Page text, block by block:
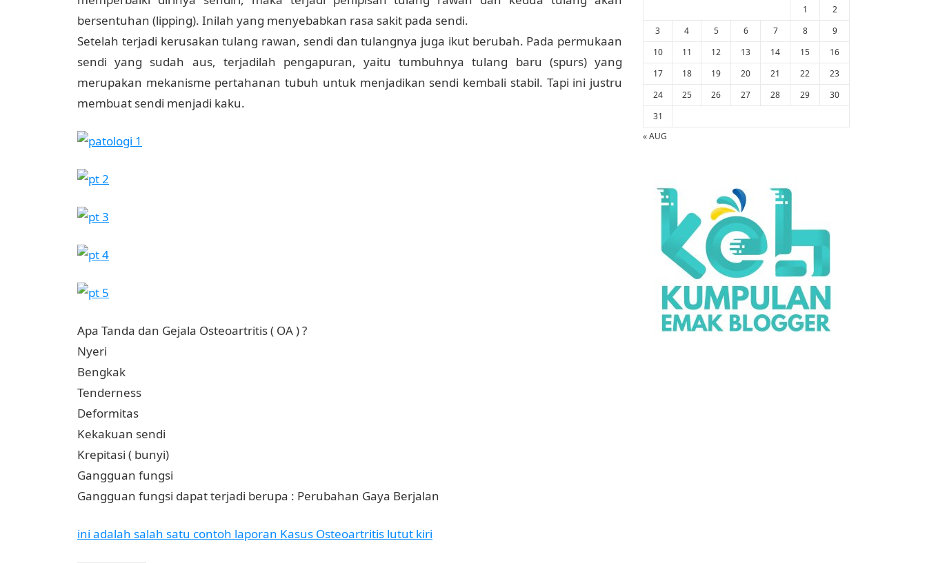
bersentuhan (lipping). Inilah yang menyebabkan rasa sakit pada sendi.
Setelah terjadi kerusakan tulang rawan, sendi dan tulangnya juga ikut berubah. Pada permukaan
sendi yang sudah aus, terjadilah pengapuran, yaitu tumbuhnya tulang baru (spurs) yang
merupakan mekanisme pertahanan tubuh untuk menjadikan sendi kembali stabil. Tapi ini justru
membuat sendi menjadi kaku.
Apa Tanda dan Gejala Osteoartritis ( OA ) ?
Nyeri
Bengkak
Tenderness
Deformitas
Kekakuan sendi
Krepitasi ( bunyi)
Gangguan fungsi
Gangguan fungsi dapat terjadi berupa : Perubahan Gaya Berjalan
ini adalah salah satu contoh laporan Kasus Osteoartritis lutut kiri
1
2
3
4 5 6 7 8
9
10
11 12 13 14 15
16
17
18 19 20 21 22
23
24
25 26 27 28 29
30
31
« AUG